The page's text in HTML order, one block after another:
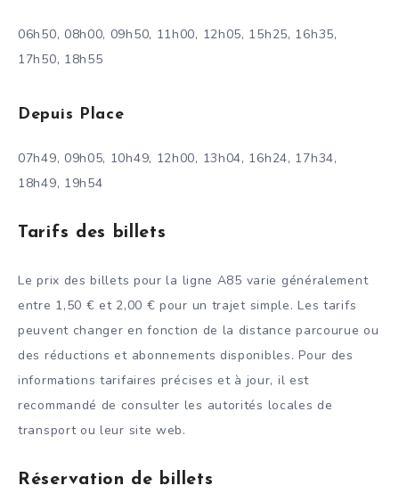
06h50, 08h00, 09h50, 11h00, 12h05, 15h25, 16h35,
17h50, 18h55
Depuis Place
07h49, 09h05, 10h49, 12h00, 13h04, 16h24, 17h34,
18h49, 19h54
Tarifs des billets
Le prix des billets pour la ligne A85 varie généralement
entre 1,50 € et 2,00 € pour un trajet simple. Les tarifs
peuvent changer en fonction de la distance parcourue ou
des réductions et abonnements disponibles. Pour des
informations tarifaires précises et à jour, il est
recommandé de consulter les autorités locales de
transport ou leur site web.
Réservation de billets